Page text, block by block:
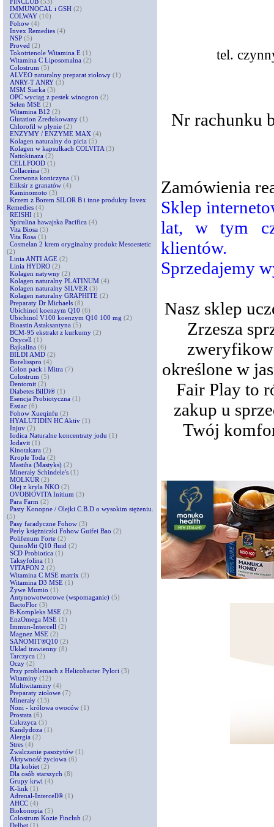
IMMUNOCAL i GSH (2)
COLWAY (10)
Fohow (4)
Invex Remedies (4)
NSP (5)
Proved (2)
Tokotrienole Witamina E (1)
Witamina C Liposomalna (2)
Colostrum (5)
ALVEO naturalny preparat ziołowy (1)
ANRY-T ANRY (3)
MSM Siarka (3)
OPC wyciąg z pestek winogron (2)
Selen MSE (2)
Witamina B12 (2)
Glutation Zredukowany (1)
Chlorofil w płynie (2)
ENZYMY / ENZYME MAX (4)
Kolagen naturalny do picia (5)
Kolagen w kapsułkach COLVITA (3)
Nattokinaza (2)
CELLFOOD (1)
Collaceina (3)
Czerwona koniczyna (1)
Eliksir z granatów (4)
Kaminomoto (3)
Krzem z Borem SILOR B i inne produkty Invex
Remedies (4)
REISHI (1)
Spirulina hawajska Pacifica (4)
Vita Biosa (5)
Vita Rosa (1)
Cosmelan 2 krem oryginalny produkt Mesoestetic
(2)
Linia ANTI AGE (2)
Linia HYDRO (2)
Kolagen natywny (2)
Kolagen naturalny PLATINUM (4)
Kolagen naturalny SILVER (3)
Kolagen naturalny GRAPHITE (2)
Preparaty Dr Michaels (8)
Ubichinol koenzym Q10 (6)
Ubichinol V100 koenzym Q10 100 mg (2)
Bioastin Astaksantyna (5)
BCM-95 ekstrakt z kurkumy (2)
Oxycell (1)
Bajkalina (6)
BILDI AMD (2)
Borelisspro (4)
Colon pack i Mitra (7)
Colostrum (5)
Dentomit (2)
Diabetes BilDi® (1)
Esencja Probiotyczna (1)
Essiac (6)
Fohow Xueqinfu (2)
HYALUTIDIN HC Aktiv (1)
Injuv (2)
Iodica Naturalne koncentraty jodu (1)
Jodavit (1)
Kinotakara (2)
Krople Toda (2)
Mastiha (Mastyks) (2)
Minerały Schindele's (1)
MOLKUR (2)
Olej z kryla NKO (2)
OVOBIOVITA Initium (3)
Para Farm (2)
Pasty Konopne / Olejki C.B.D o wysokim stężeniu.
(5)
Pasy faradyczne Fohow (3)
Perły księżniczki Fohow Guifei Bao (2)
Polifenum Forte (2)
QuinoMit Q10 fluid (2)
SCD Probiotica (1)
Taksyfolina (1)
VITAFON 2 (2)
Witamina C MSE matrix (3)
Witamina D3 MSE (1)
Żywe Mumio (1)
Antynowotworowe (wspomaganie) (5)
BactoFlor (3)
B-Kompleks MSE (2)
EnzOmega MSE (1)
Immun-Intercell (2)
Magnez MSE (2)
SANOMIT®Q10 (2)
Układ trawienny (8)
Tarczyca (2)
Oczy (2)
Przy problemach z Helicobacter Pylori (3)
Witaminy (12)
Multiwitaminy (4)
Preparaty ziołowe (7)
Minerały (13)
Noni - królowa owoców (1)
Prostata (6)
Cukrzyca (5)
Kandydoza (1)
Alergia (2)
Stres (4)
Zwalczanie pasożytów (1)
Aktywność życiowa (6)
Dla kobiet (2)
Dla osób starszych (8)
Grupy krwi (4)
K-link (1)
Adrenal-Intercell® (1)
AHCC (4)
Biokonopia (5)
Colostrum Kozie Finclub (2)
Delbet (1)
tel.
Nr rachunku
Zamówienia
Sklep
lat, w tym
klientów.
Sprzedajemy
Nasz sklep
Zrzesza
określone w
Fair Play to
zakup u
Twój